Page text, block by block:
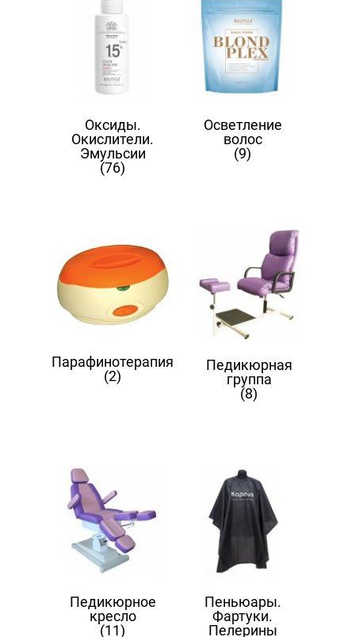
Оксиды.
Окислители.
Эмульсии
(76)
Осветление
волос
(9)
Парафинотерапия
(2)
Педикюрная
группа
(8)
Педикюрное
кресло
(11)
Пеньюары.
Фартуки.
Пелерины